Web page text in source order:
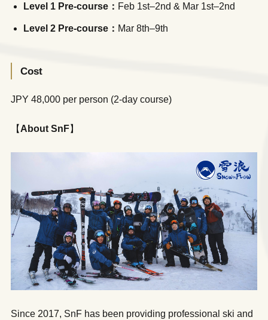
Level 1 Pre-course： Feb 1st–2nd & Mar 1st–2nd
Level 2 Pre-course： Mar 8th–9th
Cost
JPY 48,000 per person (2-day course)
【 About SnF】
Since 2017, SnF has been providing professional ski and